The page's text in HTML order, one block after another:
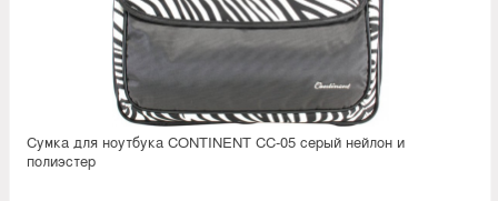
Сумка для ноутбука CONTINENT CC-05 серый нейлон и
полиэстер